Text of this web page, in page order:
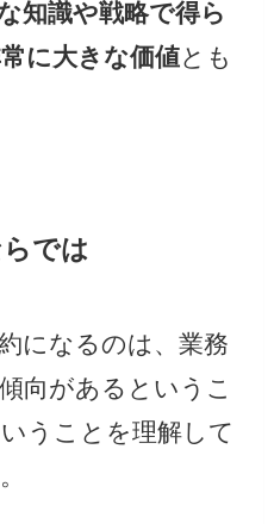
知識や戦略で得ら
に大きな価値とも
では
になるのは、業務
向があるというこ
うことを理解して